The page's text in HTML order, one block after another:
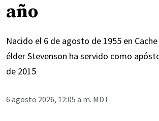
año
Nacido el 6 de agosto de 1955 en
élder Stevenson ha servido como
de 2015
6 agosto 2026, 12:05 a.m. MDT